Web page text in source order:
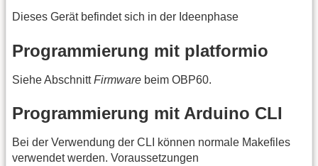
Dieses Gerät befindet sich in der Ideenphase
Programmierung mit platformio
Siehe AbschnittFirmware beim OBP60.
Programmierung mit Arduino CLI
Bei der Verwendung der CLI können normale Makefiles
verwendet werden. Voraussetzungen